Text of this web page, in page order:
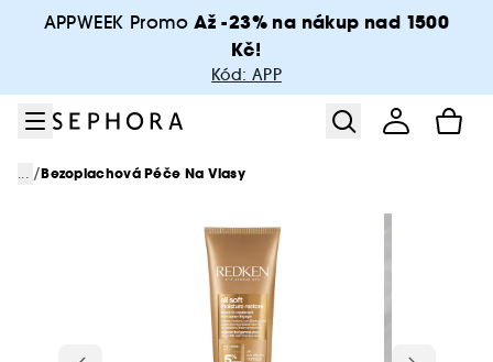
Přejít na hlavní obsah
APPWEEK Promo Až -23% na nákup nad 1500
Kč!
Kód: APP
... /Bezoplachová Péče Na Vlasy